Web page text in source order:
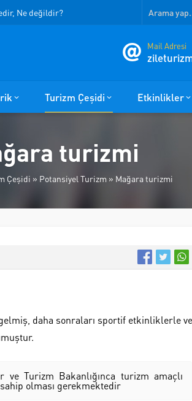
Ne değildir?
Mail Adresi
Turizm Çeşidi Etkinlikler
turizmi
Çeşidi » Potansiyel Turizm » Mağara turizmi
daha sonraları sportif etkinliklerle ve
Turizm Bakanlığınca turizm amaçlı
olması gerekmektedir